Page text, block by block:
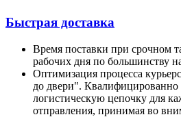
Быстрая доставка
Время поставки при срочном
рабочих дня по большинству
Оптимизация процесса
до двери".
логистическую цепочку для
отправления, принимая во